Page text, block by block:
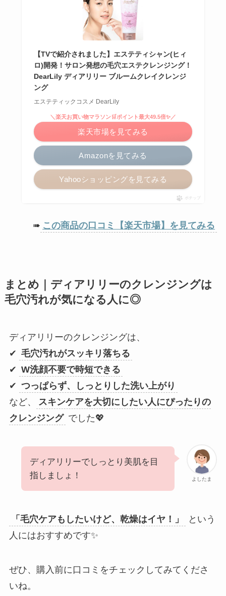
【TVで紹介されました】エステティシャン(ヒィ
ロ)開発！サロン発想の毛穴エステクレンジング！
DearLily ディアリリー ブルームクレイクレンジ
ング
エステティックコスメ DearLily
Amazonを見てみる
＼楽天お買い物マラソン🛒ポイント最大49.5倍✨／
楽天市場を見てみる
Yahooショッピングを見てみる
ポチップ
➠ この商品の口コミ【楽天市場】を見てみる
まとめ｜ディアリリーのクレンジングは
毛穴汚れが気になる人に◎
ディアリリーのクレンジングは、
✔ 毛穴汚れがスッキリ落ちる
✔ W洗顔不要で時短できる
✔ つっぱらず、しっとりした洗い上がり
など、
スキンケアを大切にしたい人にぴったりの
クレンジング でした💖
よしたま
ディアリリーでしっとり美肌を目
指しましょ！
「毛穴ケアもしたいけど、乾燥はイヤ！」
という
人にはおすすめです✨
ぜひ、購入前に口コミをチェックしてみてくださ
いね。